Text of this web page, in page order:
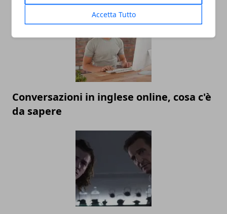
Accetta Tutto
Conversazioni in inglese online, cosa c'è
da sapere